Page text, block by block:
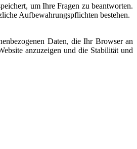
um Ihre Fragen zu beantworten.
Aufbewahrungspflichten bestehen.
Daten, die Ihr Browser an
anzuzeigen und die Stabilität und